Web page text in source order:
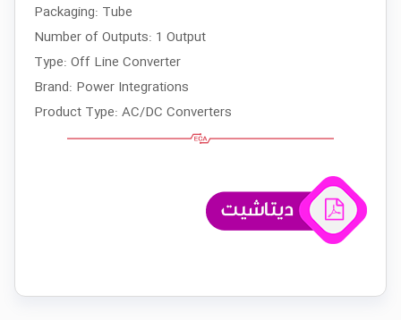
Packaging: Tube
Number of Outputs: 1 Output
Type: Off Line Converter
Brand: Power Integrations
Product Type: AC/DC Converters